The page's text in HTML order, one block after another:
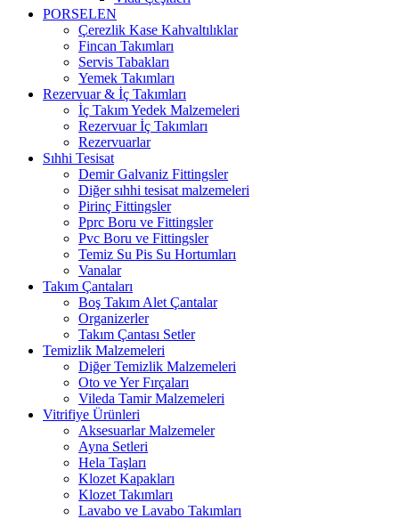
PORSELEN
Çerezlik Kase Kahvaltılıklar
Fincan Takımları
Servis Tabakları
Yemek Takımları
Rezervuar & İç Takımları
İç Takım Yedek Malzemeleri
Rezervuar İç Takımları
Rezervuarlar
Sıhhi Tesisat
Demir Galvaniz Fittingsler
Diğer sıhhi tesisat malzemeleri
Pirinç Fittingsler
Pprc Boru ve Fittingsler
Pvc Boru ve Fittingsler
Temiz Su Pis Su Hortumları
Vanalar
Takım Çantaları
Boş Takım Alet Çantalar
Organizerler
Takım Çantası Setler
Temizlik Malzemeleri
Diğer Temizlik Malzemeleri
Oto ve Yer Fırçaları
Vileda Tamir Malzemeleri
Vitrifiye Ürünleri
Aksesuarlar Malzemeler
Ayna Setleri
Hela Taşları
Klozet Kapakları
Klozet Takımları
Lavabo ve Lavabo Takımları